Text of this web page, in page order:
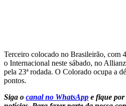
Terceiro colocado no Brasileirão, com
o Internacional neste sábado, no
pela 23ª rodada. O Colorado ocupa a
pontos.
Siga o canal no WhatsApp e fique